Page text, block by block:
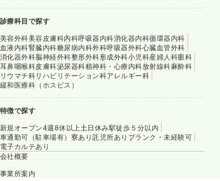
診療科目で探す
美容外科美容皮膚科内科呼吸器内科消化器内科循環器内科
血液内科腎臓内科糖尿病内科外科呼吸器外科心臓血管外科
消化器外科脳神経外科整形外科形成外科小児科産婦人科眼科
耳鼻咽喉科皮膚科泌尿器科精神科・心療内科放射線科麻酔科
リウマチ科リハビリテーション科アレルギー科
緩和医療科（ホスピス）
特徴で探す
新規オープン4週8休以上 土日休み駅徒歩５分以内
車通勤可（駐車場有） 寮あり託児所あり ブランク・未経験可
電子カルテあり
会社概要
事業所案内